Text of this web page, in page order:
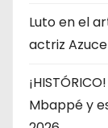
Luto en el
actriz
Mbappé y